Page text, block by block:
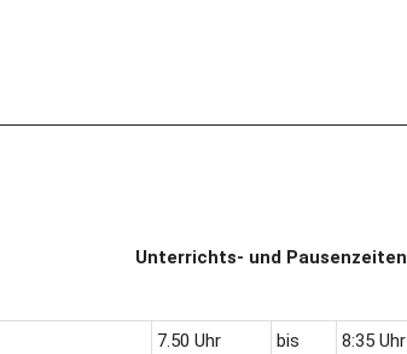
Unterrichts- und Pausenzeiten
7.50 Uhr bis
8:35 Uhr